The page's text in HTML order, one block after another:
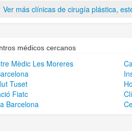
Ver más clínicas de cirugía plástica,
médicos cercanos
Mèdic Les Moreres
Tuset
Fiatc
Barcelona